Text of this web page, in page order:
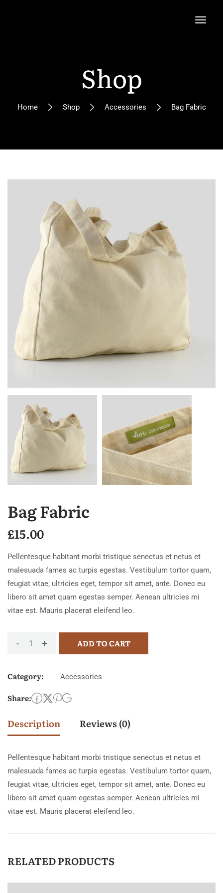
Shop
Home Shop Accessories Bag Fabric
Bag Fabric
£15.00
Pellentesque habitant morbi tristique senectus et netus et
malesuada fames ac turpis egestas. Vestibulum tortor quam,
feugiat vitae, ultricies eget, tempor sit amet, ante. Donec eu
libero sit amet quam egestas semper. Aenean ultricies mi
vitae est. Mauris placerat eleifend leo.
- + ADD TO CART
Category: Accessories
Share:
Description Reviews (0)
Pellentesque habitant morbi tristique senectus et netus et
malesuada fames ac turpis egestas. Vestibulum tortor quam,
feugiat vitae, ultricies eget, tempor sit amet, ante. Donec eu
libero sit amet quam egestas semper. Aenean ultricies mi
vitae est. Mauris placerat eleifend leo.
RELATED PRODUCTS